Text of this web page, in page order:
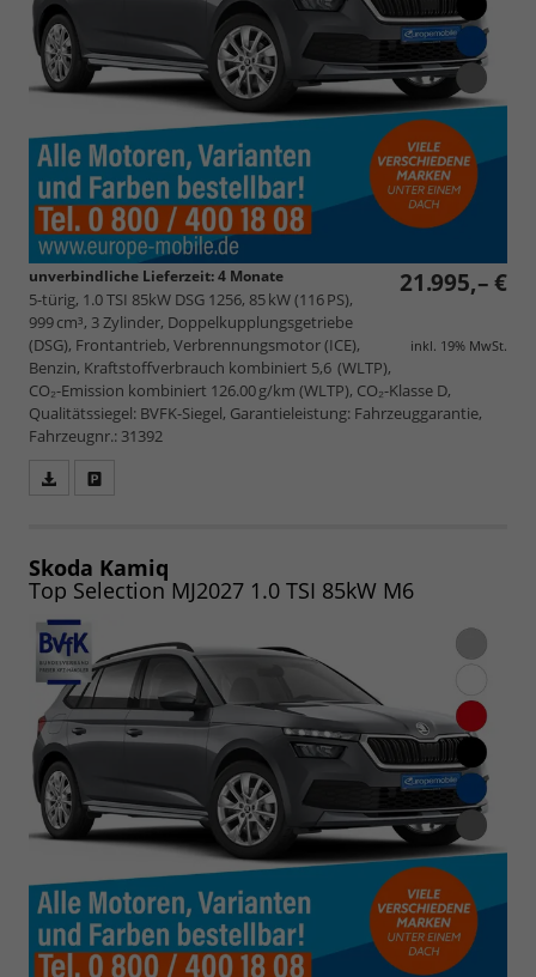
21.995,– €
inkl. 19% MwSt.
unverbindliche Lieferzeit:4 Monate
5-türig, 1.0 TSI 85kW DSG 1256, 85 kW (116 PS),
999 cm³, 3 Zylinder, Doppelkupplungsgetriebe
(DSG), Frontantrieb, Verbrennungsmotor (ICE),
Benzin, Kraftstoffverbrauch kombiniert 5,6 (WLTP),
CO₂-Emission kombiniert 126.00 g/km (WLTP), CO₂-Klasse D,
Qualitätssiegel: BVFK-Siegel, Garantieleistung: Fahrzeuggarantie,
Fahrzeugnr.: 31392
speichern/drucken
Skoda Kamiq
Top Selection MJ2027 1.0 TSI 85kW M6